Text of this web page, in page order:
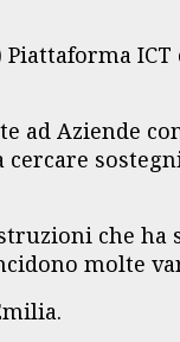
ICT
ad Aziende
cercare
che
molte